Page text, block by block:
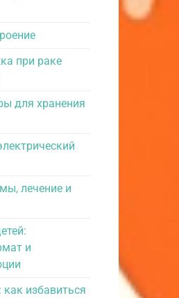
при раке
для хранения
лечение и
и
избавиться